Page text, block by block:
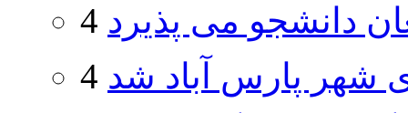
دانشجو می پذیرد
شهر پارس آباد شد